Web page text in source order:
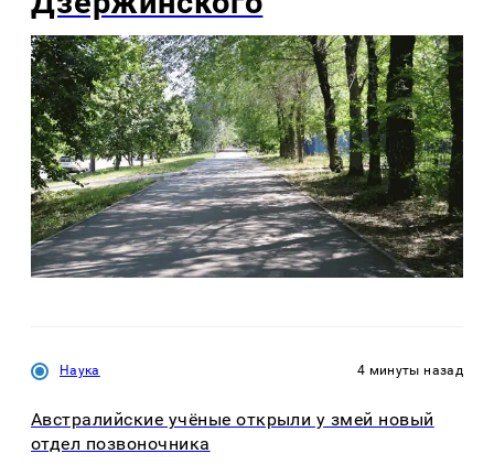
Наука 4 минуты назад
Австралийские учёные открыли у змей новый
отдел позвоночника